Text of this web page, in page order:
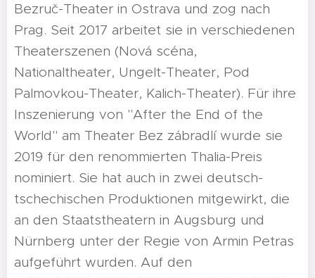
Bezruč-Theater in Ostrava und zog nach
Prag. Seit 2017 arbeitet sie in verschiedenen
Theaterszenen (Nová scéna,
Nationaltheater, Ungelt-Theater, Pod
Palmovkou-Theater, Kalich-Theater). Für ihre
Inszenierung von "After the End of the
World" am Theater Bez zábradlí wurde sie
2019 für den renommierten Thalia-Preis
nominiert. Sie hat auch in zwei deutsch-
tschechischen Produktionen mitgewirkt, die
an den Staatstheatern in Augsburg und
Nürnberg unter der Regie von Armin Petras
aufgeführt wurden. Auf den